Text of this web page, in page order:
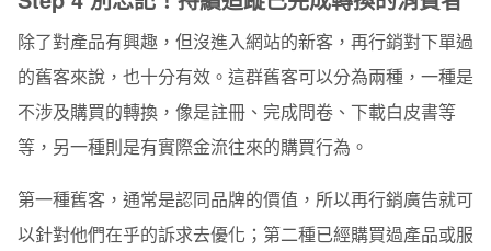
除了對產品有興趣，但沒進入網站的新客，再行銷對下單過
的舊客來說，也十分有效。這群舊客可以分為兩種，一種是
不涉及購買的轉換，像是註冊、完成問卷、下載白皮書等
等，另一種則是有實際金流往來的購買行為。
第一種舊客，通常是認同品牌的價值，所以再行銷廣告就可
以針對他們在乎的訴求去優化；第二種已經購買過產品或服